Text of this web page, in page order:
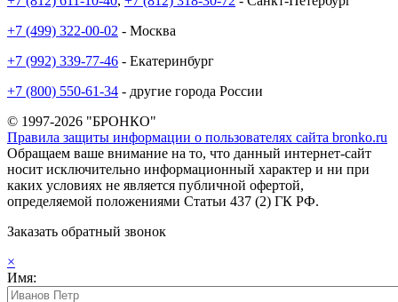
+7 (499) 322-00-02 - Москва
+7 (992) 339-77-46 - Екатеринбург
+7 (800) 550-61-34 - другие города России
© 1997-2026 "БРОНКО"
Правила защиты информации о пользователях сайта bronko.ru
Обращаем ваше внимание на то, что данный интернет-сайт
носит исключительно информационный характер и ни при
каких условиях не является публичной офертой,
определяемой положениями Статьи 437 (2) ГК РФ.
Заказать обратный звонок
×
Имя: